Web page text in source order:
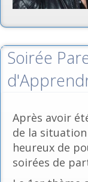
Soirée
Après avoir
de la
heureux de
soirées de